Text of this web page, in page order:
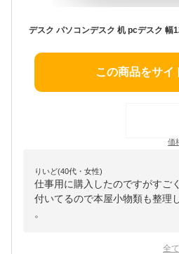
この商品をサイ
価
りいど(40代・女性)
仕事用に購入したのですがすご
付いてるので本屋小物類も整理
。
全